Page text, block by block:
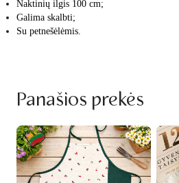
Naktinių ilgis 100 cm;
Galima skalbti;
Su petnešėlėmis.
Panašios prekės